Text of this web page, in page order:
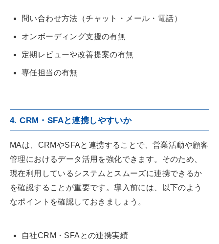
問い合わせ方法（チャット・メール・電話）
オンボーディング支援の有無
定期レビューや改善提案の有無
専任担当の有無
4. CRM・SFAと連携しやすいか
MAは、CRMやSFAと連携することで、営業活動や顧客
管理におけるデータ活用を強化できます。そのため、
現在利用しているシステムとスムーズに連携できるか
を確認することが重要です。導入前には、以下のよう
なポイントを確認しておきましょう。
自社CRM・SFAとの連携実績